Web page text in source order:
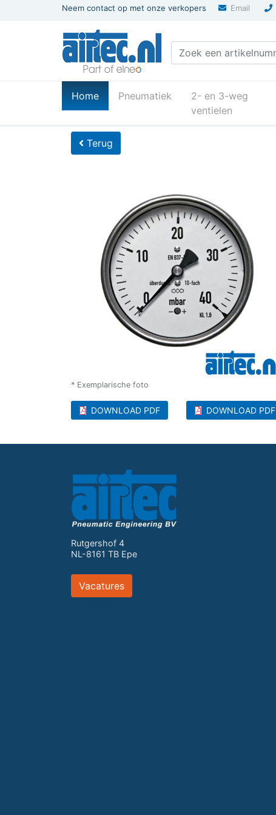
Neem contact op met onze verkopers Email
Home(current)Pneumatiek
2- en 3-weg
ventielen
Terug
* Exemplarische foto
DOWNLOAD PDF DOWNLOAD PDF
Rutgershof 4
NL-8161 TB Epe
Vacatures